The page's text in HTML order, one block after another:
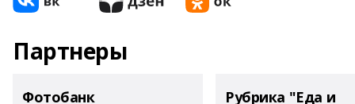
Партнеры
Фотобанк Рубрика "Еда и